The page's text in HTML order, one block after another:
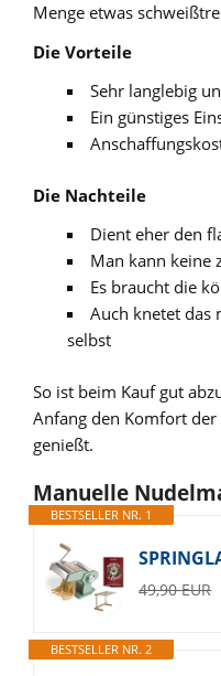
Menge etwas
Die Vorteile
Sehr langlebig
Ein günstiges
Die Nachteile
Dient eher den
Man kann keine
Es braucht die
Auch knetet das
selbst
So ist beim Kauf gut
Anfang den Komfort
genießt.
Manuelle
BESTSELLER NR. 1
49,90 EUR
BESTSELLER NR. 2